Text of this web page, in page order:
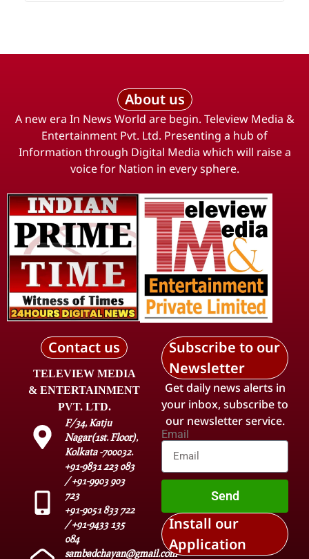
About us
A new era In News World are begin. Teleview Media &
Entertainment Pvt. Ltd. Presenting a hub of
Information through Digital Media which will raise a
voice for Nation in every sphere.
Contact us
TELEVIEW MEDIA
& ENTERTAINMENT
PVT. LTD.
F/34, Katju
Nagar(1st. Floor),
Kolkata -700032.
+91-9831 223 083
/ +91-9903 903
723
+91-9051 833 722
/ +91-9433 135
084
sambadchayan@gmail.com
Subscribe to our
Newsletter
Get daily news alerts in
your inbox, subscribe to
our newsletter service.
Email
Send
Install our
Application